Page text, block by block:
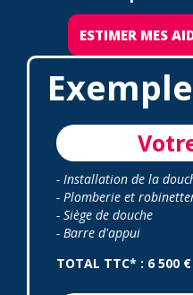
ESTIMER MES
- Installation de la
- Plomberie et
- Siège de douche
- Barre d'appui
TOTAL TTC* : 6 500 €